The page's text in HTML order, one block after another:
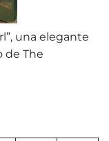
una elegante
de The